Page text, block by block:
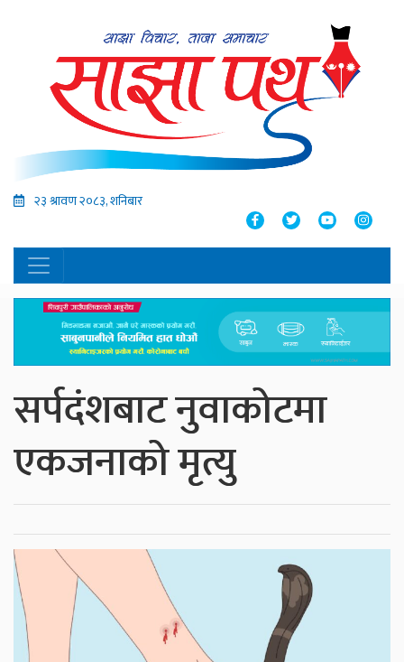
२३ श्रावण २०८३, शनिबार
सर्पदंशबाट नुवाकोटमा
एकजनाको मृत्यु